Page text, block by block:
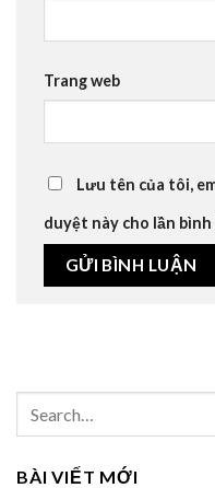
Trang web
Lưu tên của tôi,
duyệt này cho lần
BÀI VIẾT MỚI